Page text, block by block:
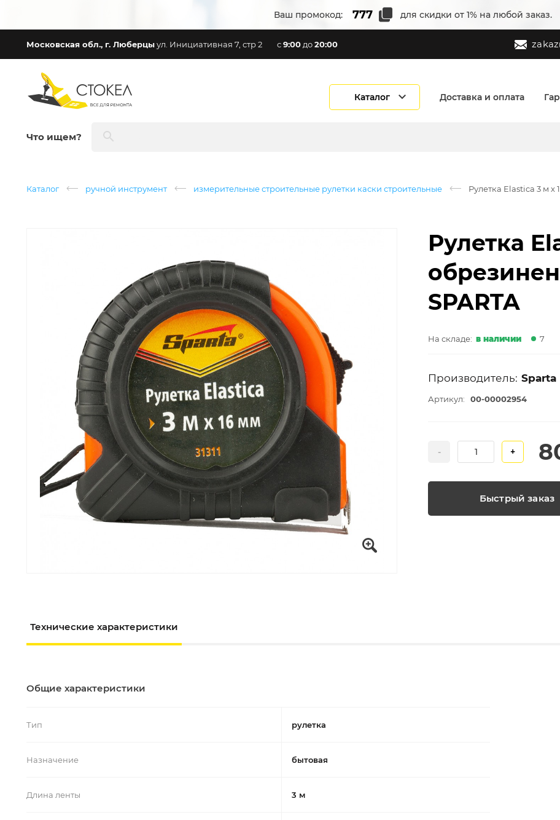
Ваш промокод: для скидки от 1% на любой заказ.
Московская обл., г. Люберцыул. Инициативная 7, стр 2 с9:00 до20:00
Каталог Доставка и оплата
Что ищем?
Каталог ручной инструмент измерительные строительные рулетки каски строительные Рулетка Elastica 3 м
Рулетка
SPARTA
На складе: в наличии 7
Производитель: Sparta
Артикул: 00-00002954
- +
Быстрый заказ
Технические характеристики
Общие характеристики
Тип рулетка
Назначение бытовая
Длина ленты 3 м